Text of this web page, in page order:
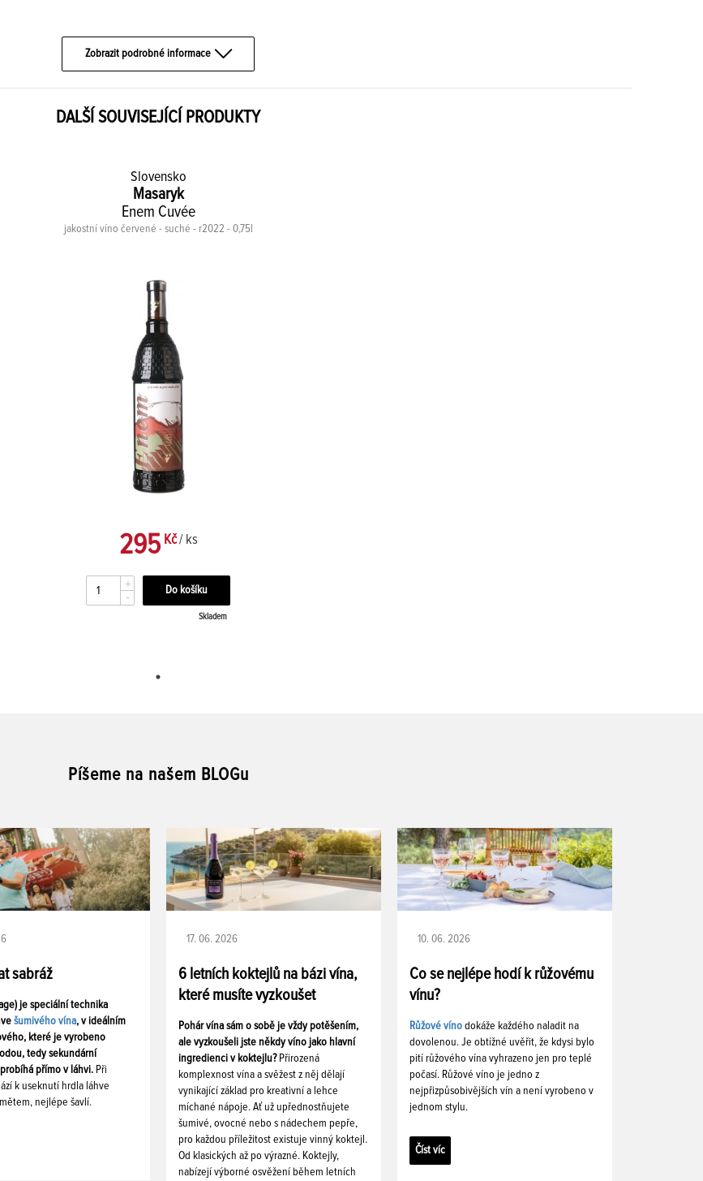
Zobrazit podrobné informace
DALŠÍ SOUVISEJÍCÍ PRODUKTY
Slovensko
Masaryk
Enem Cuvée
jakostní víno červené - suché - r2022 - 0,75l
295Kč/ ks
+
-
Skladem
Píšeme na našem BLOGu
sabráž
je speciální technika
šumivého vína, v ideálním
které je vyrobeno
tedy sekundární
přímo v láhvi. Při
k useknutí hrdla láhve
nejlépe šavlí.
17. 06. 2026
6 letních koktejlů na bázi vína,
které musíte vyzkoušet
Pohár vína sám o sobě je vždy potěšením,
ale vyzkoušeli jste někdy víno jako hlavní
ingredienci v koktejlu? Přirozená
komplexnost vína a svěžest z něj dělají
vynikající základ pro kreativní a lehce
míchané nápoje. Ať už upřednostňujete
šumivé, ovocné nebo s nádechem pepře,
pro každou příležitost existuje vinný koktejl.
Od klasických až po výrazné. Koktejly,
nabízejí výborné osvěžení během letních
10. 06. 2026
Co se nejlépe hodí k růžovému
vínu?
Růžové víno dokáže každého naladit na
dovolenou. Je obtížné uvěřit, že kdysi bylo
pití růžového vína vyhrazeno jen pro teplé
počasí. Růžové víno je jedno z
nejpřizpůsobivějších vín a není vyrobeno v
jednom stylu.
Číst víc